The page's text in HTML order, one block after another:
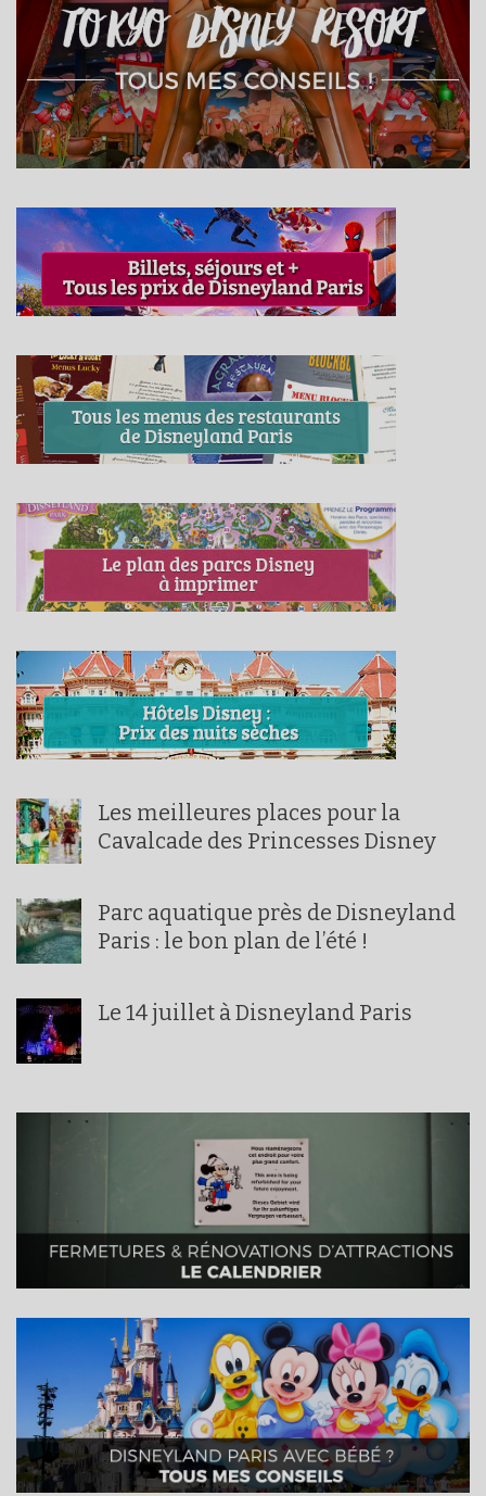
Les meilleures places pour la
Cavalcade des Princesses Disney
Parc aquatique près de Disneyland
Paris : le bon plan de l’été !
Le 14 juillet à Disneyland Paris